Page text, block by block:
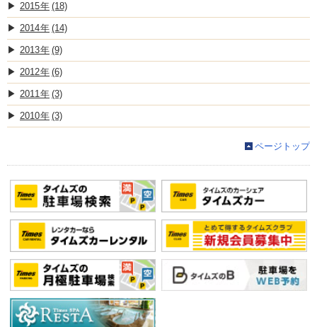
2015 (18)
2014 (14)
2013 (9)
2012 (6)
2011 (3)
2010 (3)
ページトップ